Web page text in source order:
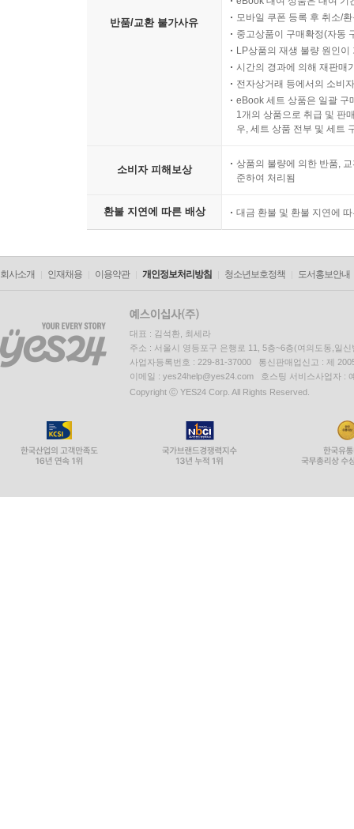
반품/교환 불가사유
모바일 쿠폰 등록 후 취소/
중고상품이 구매확정(자동
LP상품의 재생 불량 원인
시간의 경과에 의해 재판매
전자상거래 등에서의 소비
eBook 세트 상품은 일괄 구
1개의 상품으로 취급 및 판
우, 세트 상품 전부 및 세트
소비자 피해보상
상품의 불량에 의한 반품,
준하여 처리됨
환불 지연에 따른 배상 대금 환불 및 환불 지연에
회사소개 인재채용 이용약관 개인정보처리방침 청소년보호정책 도서홍보안내
대표 : 김석환, 최세라
주소 : 서울시 영등포구 은행로 11, 5층~6층(여의도동,일신
사업자등록번호 : 229-81-37000 통신판매업신고 : 제
이메일 : yes24help@yes24.com 호스팅 서비스사업자 :
Copyright ⓒ YES24 Corp. All Rights Reserved.